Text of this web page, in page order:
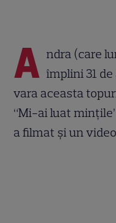
A ndra (care
împlini 31
vara aceasta
“Mi-ai luat
a filmat şi un